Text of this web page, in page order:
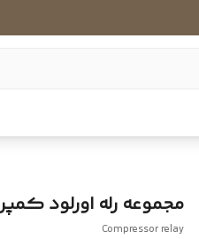
مجموعه رله اورلود
Compressor relay